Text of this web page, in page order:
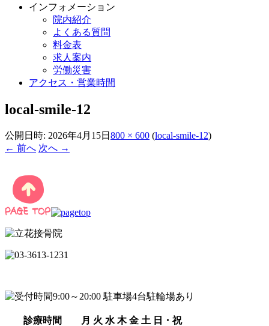
インフォメーション
院内紹介
よくある質問
料金表
求人案内
労働災害
アクセス・営業時間
local-smile-12
公開日時: 2026年4月15日 800 × 600 (local-smile-12)
← 前へ 次へ →
診療時間 月 火 水 木 金 土 日・祝